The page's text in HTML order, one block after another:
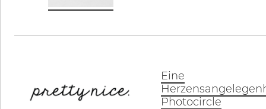
Eine
Photocircle